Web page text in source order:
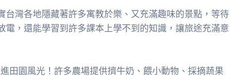
台灣各地隱藏著許多寓教於樂、又充滿趣味的景點，等待
電，還能學習到許多課本上學不到的知識，讓旅途充滿意
田園風光！許多農場提供擠牛奶、餵小動物、採摘蔬果